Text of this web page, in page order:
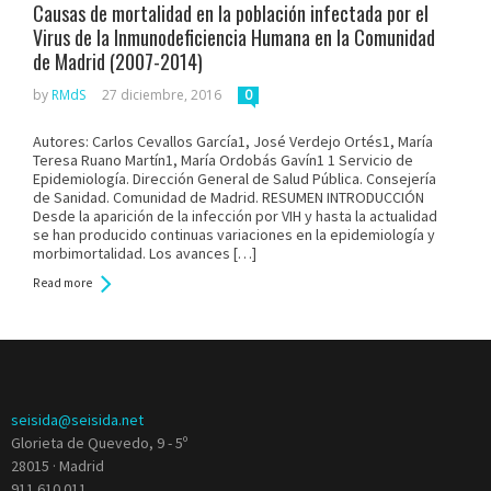
Causas de mortalidad en la población infectada por el
Virus de la Inmunodeficiencia Humana en la Comunidad
de Madrid (2007-2014)
by RMdS 27 diciembre, 2016 0
Autores: Carlos Cevallos García1, José Verdejo Ortés1, María
Teresa Ruano Martín1, María Ordobás Gavín1 1 Servicio de
Epidemiología. Dirección General de Salud Pública. Consejería
de Sanidad. Comunidad de Madrid. RESUMEN INTRODUCCIÓN
Desde la aparición de la infección por VIH y hasta la actualidad
se han producido continuas variaciones en la epidemiología y
morbimortalidad. Los avances […]
Read more
seisida@seisida.net
Glorieta de Quevedo, 9 - 5º
28015 · Madrid